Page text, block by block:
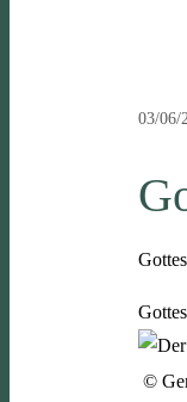
03/06/
©